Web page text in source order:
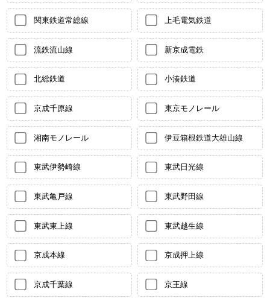
関東鉄道常総線 上毛電気鉄道
流鉄流山線 新京成電鉄
北総鉄道 小湊鉄道
京成千原線 東京モノレール
湘南モノレール 伊豆箱根鉄道大雄山線
東武伊勢崎線 東武日光線
東武亀戸線 東武野田線
東武東上線 東武越生線
京成本線 京成押上線
京成千葉線 京王線